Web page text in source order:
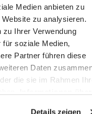
Medien anbieten zu
zu analysieren.
Ihrer Verwendung
für soziale Medien,
Partner führen diese
Daten
die sie im Rahmen
Details zeigen